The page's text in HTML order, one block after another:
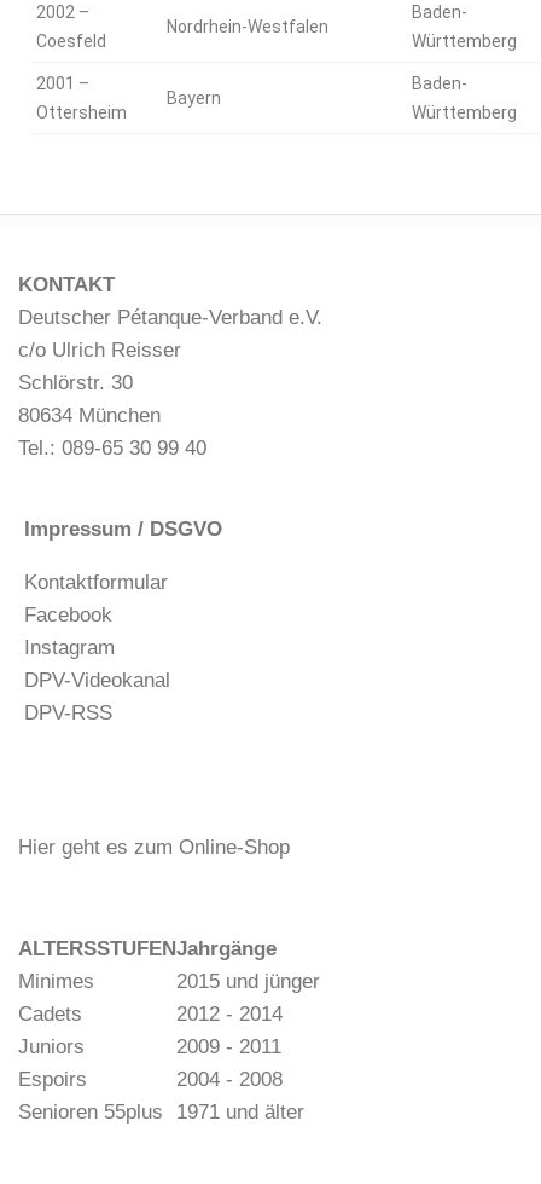
2002 –
Coesfeld
Nordrhein-Westfalen
Baden-
Württemberg
2001 –
Ottersheim
Bayern
Baden-
Württemberg
KONTAKT
Deutscher Pétanque-Verband e.V.
c/o Ulrich Reisser
Schlörstr. 30
80634 München
Tel.: 089-65 30 99 40
Impressum / DSGVO
Kontaktformular
Facebook
Instagram
DPV-Videokanal
DPV-RSS
Hier geht es zum Online-Shop
ALTERSSTUFENJahrgänge
Minimes
2015 und jünger
Cadets
2012 - 2014
Juniors
2009 - 2011
Espoirs
2004 - 2008
Senioren 55plus
1971 und älter